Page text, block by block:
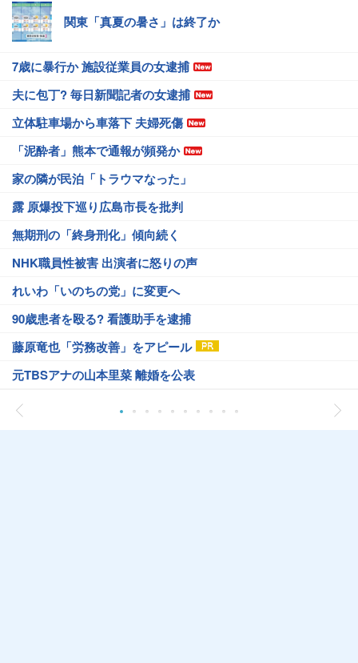
関東「真夏の暑さ」は終了か
7歳に暴行か 施設従業員の女逮捕
夫に包丁? 毎日新聞記者の女逮捕
立体駐車場から車落下 夫婦死傷
「泥酔者」熊本で通報が頻発か
家の隣が民泊「トラウマなった」
露 原爆投下巡り広島市長を批判
無期刑の「終身刑化」傾向続く
NHK職員性被害 出演者に怒りの声
れいわ「いのちの党」に変更へ
90歳患者を殴る? 看護助手を逮捕
藤原竜也「労務改善」をアピール
元TBSアナの山本里菜 離婚を公表